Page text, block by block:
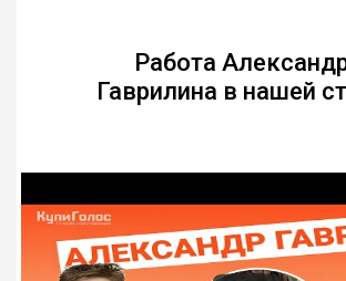
Работа
Гаврилина в нашей